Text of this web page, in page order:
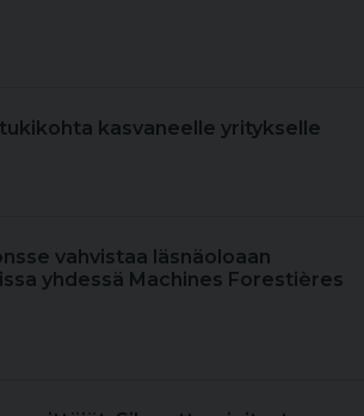
tukikohta kasvaneelle yritykselle
vahvistaa läsnäoloaan
yhdessä Machines Forestières